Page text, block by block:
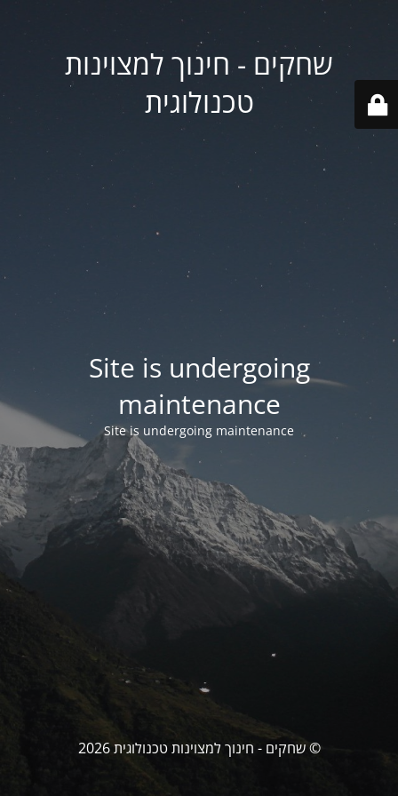
שחקים - חינוך למצוינות
טכנולוגית
Site is undergoing
maintenance
Site is undergoing maintenance
© שחקים - חינוך למצוינות טכנולוגית 2026